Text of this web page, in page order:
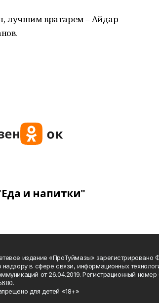
лучшим вратарем – Айдар
и напитки"
издание «ПроТуймазы» зарегистрировано
надзору в сфере связи, информационных
от 26.04.2019. Регистрационный
для детей «18+»